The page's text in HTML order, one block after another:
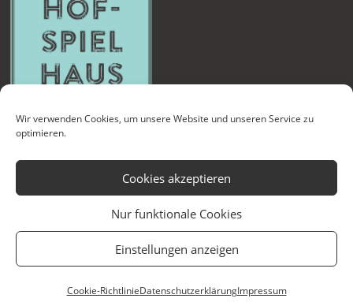
Wir verwenden Cookies, um unsere Website und unseren Service zu
optimieren.
Cookies akzeptieren
Nur funktionale Cookies
Einstellungen anzeigen
Cookie-RichtlinieDatenschutzerklärungImpressum
Kontakt Newsletter Datenschutzerklärung Impressum
Cookie-Richtlinie (EU) Technische Betreuung